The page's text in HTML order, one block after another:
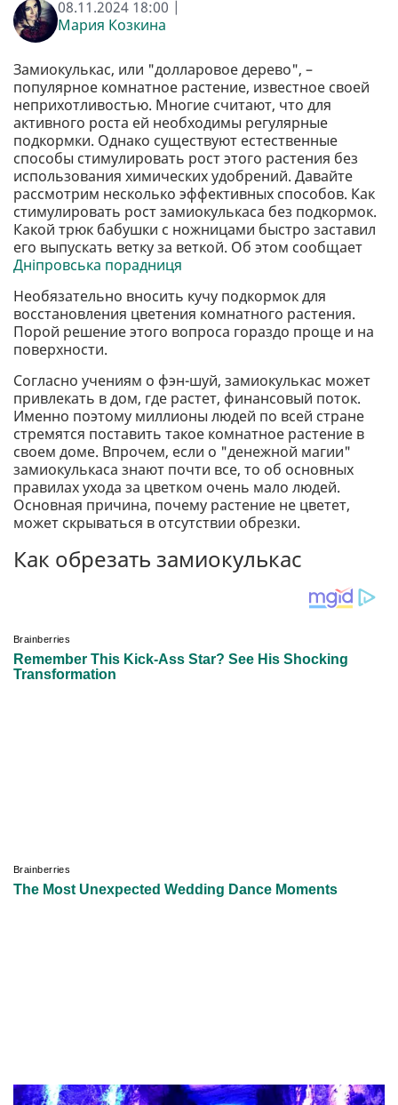
08.11.2024 18:00 |
Мария Козкина
Замиокулькас, или "долларовое дерево", –
популярное комнатное растение, известное своей
неприхотливостью. Многие считают, что для
активного роста ей необходимы регулярные
подкормки. Однако существуют естественные
способы стимулировать рост этого растения без
использования химических удобрений. Давайте
рассмотрим несколько эффективных способов. Как
стимулировать рост замиокулькаса без подкормок.
Какой трюк бабушки с ножницами быстро заставил
его выпускать ветку за веткой. Об этом сообщает
Дніпровська порадниця
Необязательно вносить кучу подкормок для
восстановления цветения комнатного растения.
Порой решение этого вопроса гораздо проще и на
поверхности.
Согласно учениям о фэн-шуй, замиокулькас может
привлекать в дом, где растет, финансовый поток.
Именно поэтому миллионы людей по всей стране
стремятся поставить такое комнатное растение в
своем доме. Впрочем, если о "денежной магии"
замиокулькаса знают почти все, то об основных
правилах ухода за цветком очень мало людей.
Основная причина, почему растение не цветет,
может скрываться в отсутствии обрезки.
Как обрезать замиокулькас